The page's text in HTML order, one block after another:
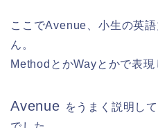
ここでAvenue、小生の英
ん。
MethodとかWayとかで表現
Avenue をうまく 説明し